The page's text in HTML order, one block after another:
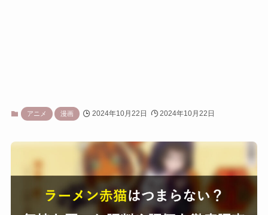
アニメ 漫画 2024年10月22日 2024年10月22日